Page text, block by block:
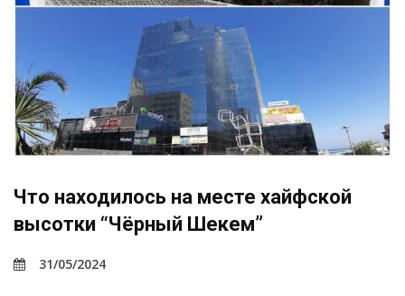
Что находилось на месте хайфской
высотки “Чёрный Шекем”
31/05/2024